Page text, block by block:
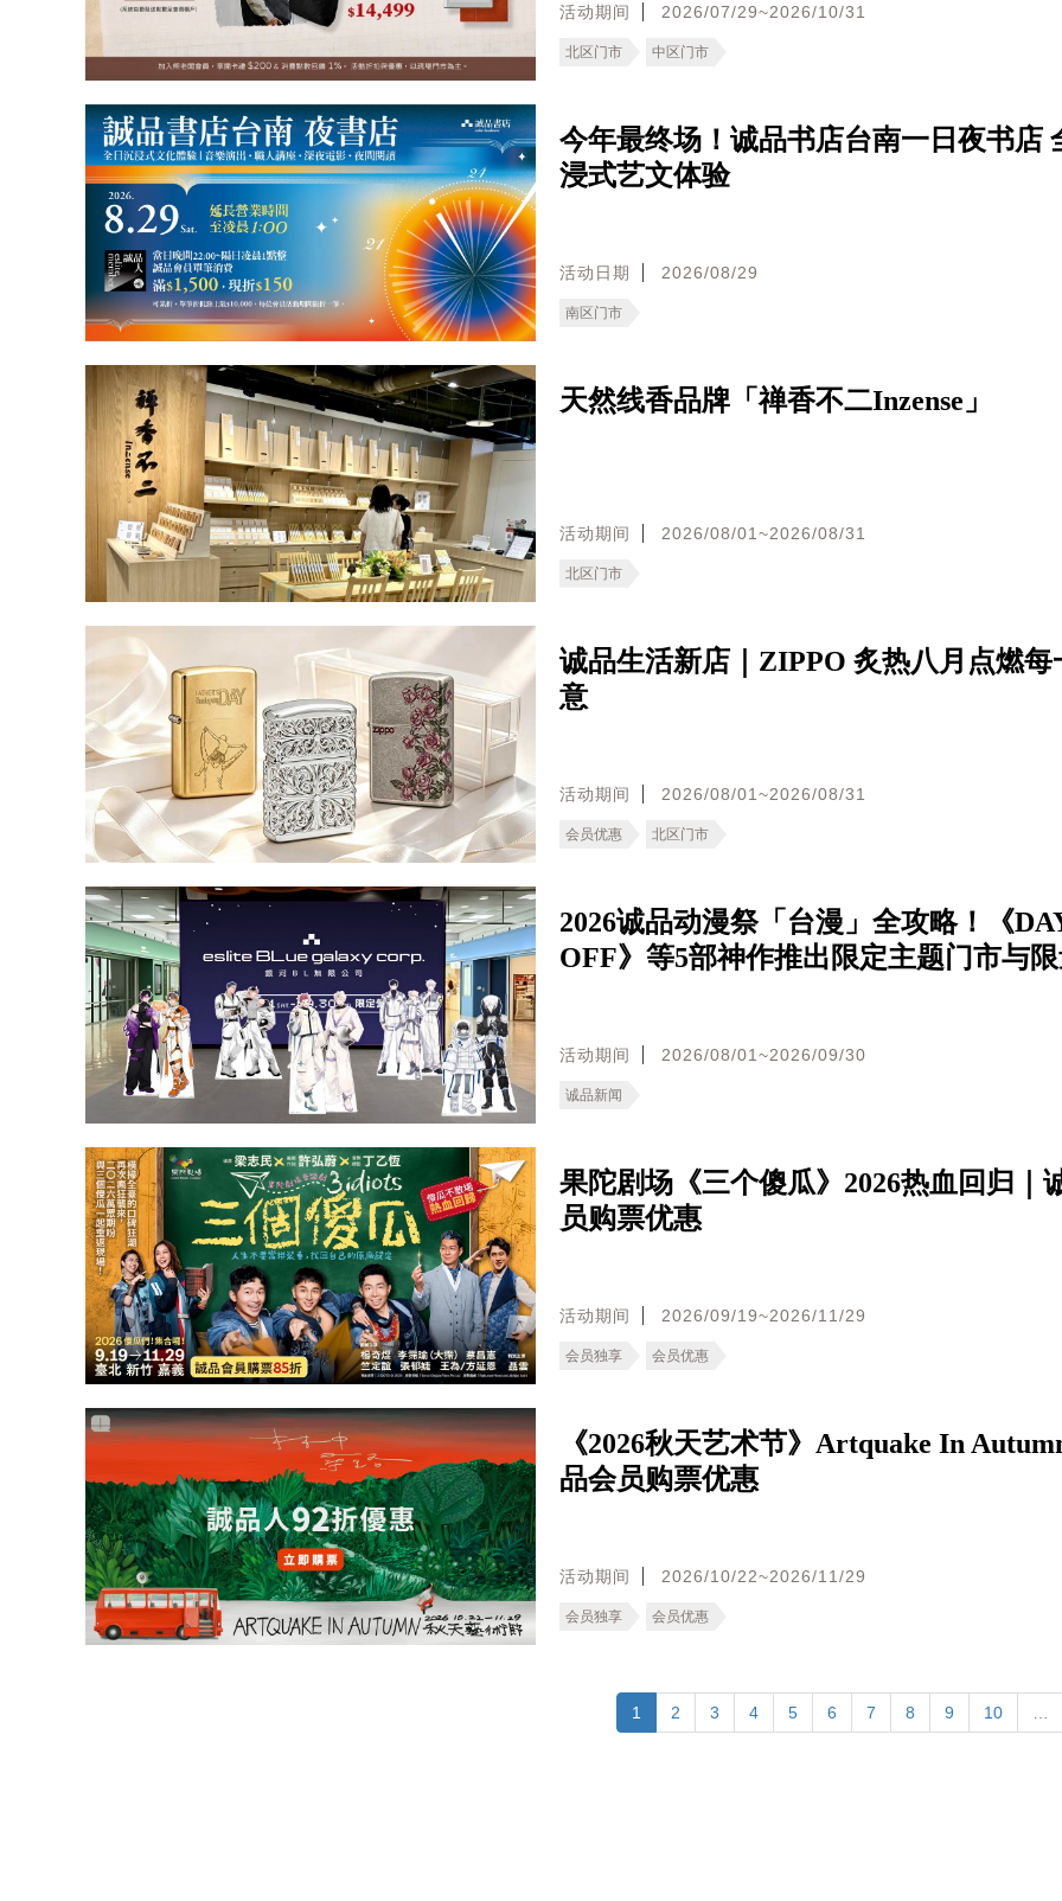
活动期间 2026/07/29~2026/10/31
北区门市 中区门市
今年最终场！诚品书店台南一日夜书店
浸式艺文体验
活动日期 2026/08/29
南区门市
天然线香品牌「禅香不二Inzense」
活动期间 2026/08/01~2026/08/31
北区门市
诚品生活新店｜ZIPPO 炙热八月点燃每
意
活动期间 2026/08/01~2026/08/31
会员优惠 北区门市
2026诚品动漫祭「台漫」全攻略！《
OFF》等5部神作推出限定主题门市与
活动期间 2026/08/01~2026/09/30
诚品新闻
果陀剧场《三个傻瓜》2026热血回归｜
员购票优惠
活动期间 2026/09/19~2026/11/29
会员独享 会员优惠
《2026秋天艺术节》Artquake In
品会员购票优惠
活动期间 2026/10/22~2026/11/29
会员独享 会员优惠
1 2 3 4 5 6 7 8 9 10